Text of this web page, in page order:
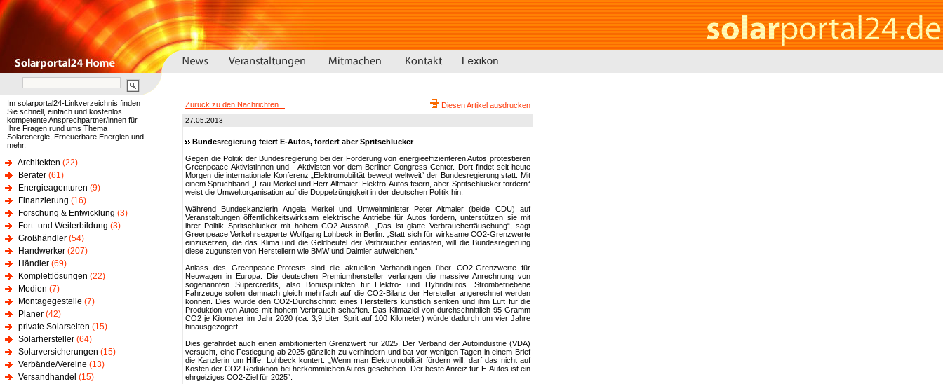
Im solarportal24-Linkverzeichnis finden
Sie schnell, einfach und kostenlos
kompetente Ansprechpartner/innen für
Ihre Fragen rund ums Thema
Solarenergie, Erneuerbare Energien und
mehr.
Architekten (22)
Berater (61)
Energieagenturen (9)
Finanzierung (16)
Forschung & Entwicklung (3)
Fort- und Weiterbildung (3)
Großhändler (54)
Handwerker (207)
Händler (69)
Komplettlösungen (22)
Medien (7)
Montagegestelle (7)
Planer (42)
private Solarseiten (15)
Solarhersteller (64)
Solarversicherungen (15)
Verbände/Vereine (13)
Versandhandel (15)
Zurück zu den Nachrichten... Diesen Artikel ausdrucken
27.05.2013
Bundesregierung feiert E-Autos, fördert aber Spritschlucker
Gegen die Politik der Bundesregierung bei der Förderung von energieeffizienteren Autos protestieren
Greenpeace-Aktivistinnen und - Aktivisten vor dem Berliner Congress Center. Dort findet seit heute
Morgen die internationale Konferenz „Elektromobilität bewegt weltweit“ der Bundesregierung statt. Mit
einem Spruchband „Frau Merkel und Herr Altmaier: Elektro-Autos feiern, aber Spritschlucker fördern“
weist die Umweltorganisation auf die Doppelzüngigkeit in der deutschen Politik hin.
Während Bundeskanzlerin Angela Merkel und Umweltminister Peter Altmaier (beide CDU) auf
Veranstaltungen öffentlichkeitswirksam elektrische Antriebe für Autos fordern, unterstützen sie mit
ihrer Politik Spritschlucker mit hohem CO2-Ausstoß. „Das ist glatte Verbrauchertäuschung“, sagt
Greenpeace Verkehrsexperte Wolfgang Lohbeck in Berlin. „Statt sich für wirksame CO2-Grenzwerte
einzusetzen, die das Klima und die Geldbeutel der Verbraucher entlasten, will die Bundesregierung
diese zugunsten von Herstellern wie BMW und Daimler aufweichen.“
Anlass des Greenpeace-Protests sind die aktuellen Verhandlungen über CO2-Grenzwerte für
Neuwagen in Europa. Die deutschen Premiumhersteller verlangen die massive Anrechnung von
sogenannten Supercredits, also Bonuspunkten für Elektro- und Hybridautos. Strombetriebene
Fahrzeuge sollen demnach gleich mehrfach auf die CO2-Bilanz der Hersteller angerechnet werden
können. Dies würde den CO2-Durchschnitt eines Herstellers künstlich senken und ihm Luft für die
Produktion von Autos mit hohem Verbrauch schaffen. Das Klimaziel von durchschnittlich 95 Gramm
CO2 je Kilometer im Jahr 2020 (ca. 3,9 Liter Sprit auf 100 Kilometer) würde dadurch um vier Jahre
hinausgezögert.
Dies gefährdet auch einen ambitionierten Grenzwert für 2025. Der Verband der Autoindustrie (VDA)
versucht, eine Festlegung ab 2025 gänzlich zu verhindern und bat vor wenigen Tagen in einem Brief
die Kanzlerin um Hilfe. Lohbeck kontert: „Wenn man Elektromobilität fördern will, darf das nicht auf
Kosten der CO2-Reduktion bei herkömmlichen Autos geschehen. Der beste Anreiz für E-Autos ist ein
ehrgeiziges CO2-Ziel für 2025“.